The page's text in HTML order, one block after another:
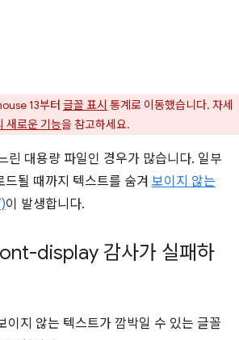
13부터 글꼴 표시 통계로 이동했습니다. 자세
새로운 기능을 참고하세요.
린 대용량 파일인 경우가 많습니다. 일부
될 때까지 텍스트를 숨겨 보이지 않는
이 발생합니다.
display 감사가 실패하
이지 않는 텍스트가 깜박일 수 있는 글꼴